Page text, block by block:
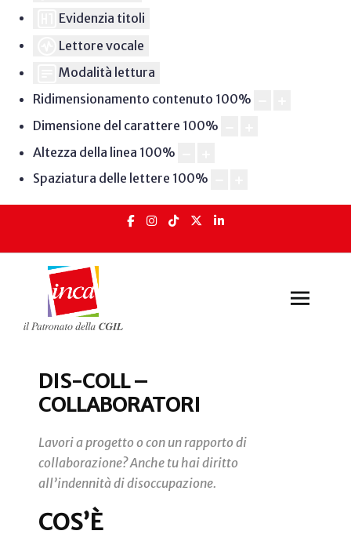
Evidenzia titoli
Lettore vocale
Modalità lettura
Ridimensionamento contenuto 100%
Dimensione del carattere 100%
Altezza della linea 100%
Spaziatura delle lettere 100%
DIS-COLL –
COLLABORATORI
Lavori a progetto o con un rapporto di
collaborazione? Anche tu hai diritto
all’indennità di disoccupazione.
COS’È